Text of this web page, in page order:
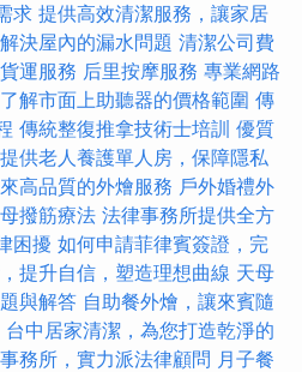
求 提供高效清潔服務，讓家居
決屋內的漏水問題 清潔公司費
運服務 后里按摩服務 專業網路
解市面上助聽器的價格範圍 傳
傳統整復推拿技術士培訓 優質
提供老人養護單人房，保障隱私
高品質的外燴服務 戶外婚禮外
撥筋療法 法律事務所提供全方
困擾 如何申請菲律賓簽證，完
提升自信，塑造理想曲線 天母
與解答 自助餐外燴，讓來賓隨
台中居家清潔，為您打造乾淨的
務所，實力派法律顧問 月子餐